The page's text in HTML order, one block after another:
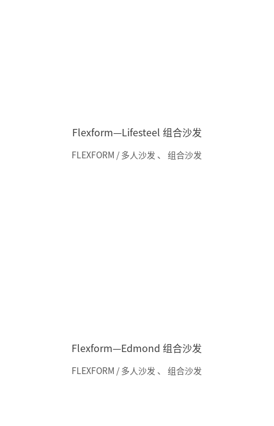
Flexform—Lifesteel 组合沙发
FLEXFORM / 多人沙发 、 组合沙发
Flexform—Edmond 组合沙发
FLEXFORM / 多人沙发 、 组合沙发